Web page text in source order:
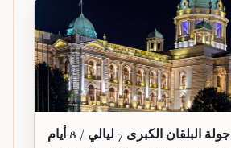
جولة البلقان الكبرى 7 ليالي / 8 أيام